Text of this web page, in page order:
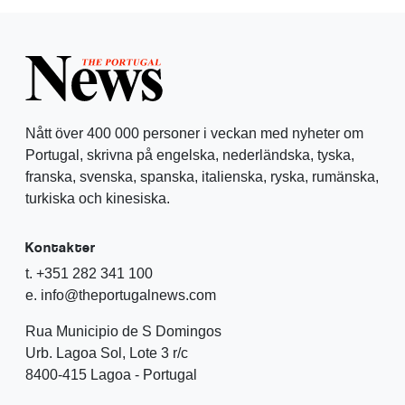
Nått över 400 000 personer i veckan med nyheter om
Portugal, skrivna på engelska, nederländska, tyska,
franska, svenska, spanska, italienska, ryska, rumänska,
turkiska och kinesiska.
Kontakter
t. +351 282 341 100
e. info@theportugalnews.com
Rua Municipio de S Domingos
Urb. Lagoa Sol, Lote 3 r/c
8400-415 Lagoa - Portugal